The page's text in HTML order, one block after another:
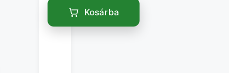
Kosárba